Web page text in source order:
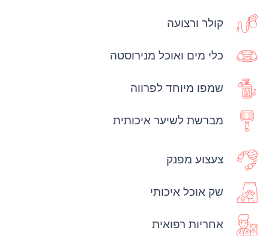
קולר ורצועה
כלי מים ואוכל מנירוסטה
שמפו מיוחד לפרווה
מברשת לשיער איכותית
צעצוע מפנק
שק אוכל איכותי
אחריות רפואית